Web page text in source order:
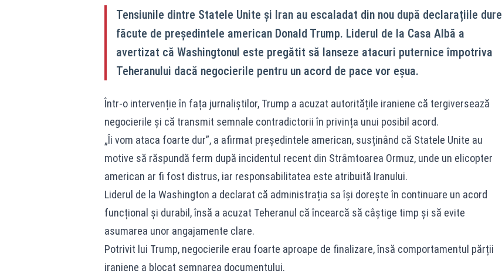
Tensiunile dintre Statele Unite și Iran au escaladat din nou după declarațiile dure
făcute de președintele american Donald Trump. Liderul de la Casa Albă a
avertizat că Washingtonul este pregătit să lanseze atacuri puternice împotriva
Teheranului dacă negocierile pentru un acord de pace vor eșua.
Într-o intervenție în fața jurnaliștilor, Trump a acuzat autoritățile iraniene că tergiversează
negocierile și că transmit semnale contradictorii în privința unui posibil acord.
„Îi vom ataca foarte dur”, a afirmat președintele american, susținând că Statele Unite au
motive să răspundă ferm după incidentul recent din Strâmtoarea Ormuz, unde un elicopter
american ar fi fost distrus, iar responsabilitatea este atribuită Iranului.
Liderul de la Washington a declarat că administrația sa își dorește în continuare un acord
funcțional și durabil, însă a acuzat Teheranul că încearcă să câștige timp și să evite
asumarea unor angajamente clare.
Potrivit lui Trump, negocierile erau foarte aproape de finalizare, însă comportamentul părții
iraniene a blocat semnarea documentului.